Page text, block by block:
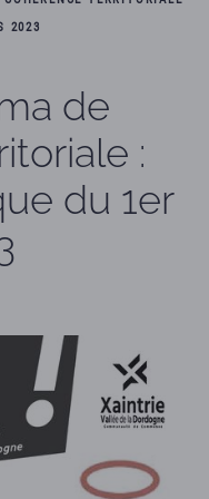
2023
de
:
du 1er